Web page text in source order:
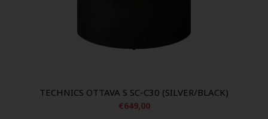
TECHNICS OTTAVA S SC-C30 (SILVER/BLACK)
€649,00